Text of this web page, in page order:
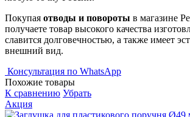
Покупая отводы и повороты в магазине
получаете товар высокого качества
славится долговечностью, а также имеет
внешний вид.
Консультация по WhatsApp
Похожие товары
К сравнению Убрать
Акция